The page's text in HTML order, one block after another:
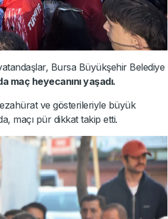
Bursa Büyükşehir Belediye
maç heyecanını yaşadı.
ve gösterileriyle büyük
maçı pür dikkat takip etti.